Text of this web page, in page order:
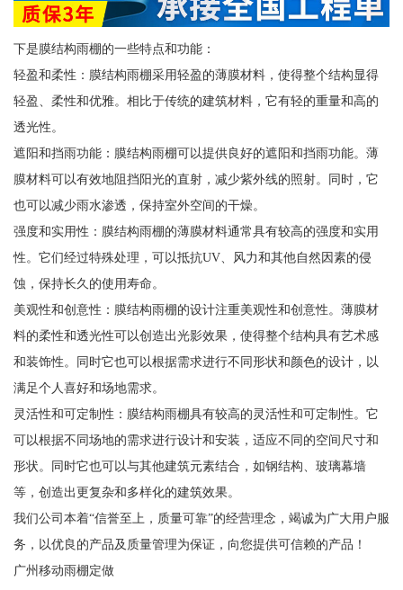
下是膜结构雨棚的一些特点和功能：
轻盈和柔性：膜结构雨棚采用轻盈的薄膜材料，使得整个结构显得
轻盈、柔性和优雅。相比于传统的建筑材料，它有轻的重量和高的
透光性。
遮阳和挡雨功能：膜结构雨棚可以提供良好的遮阳和挡雨功能。薄
膜材料可以有效地阻挡阳光的直射，减少紫外线的照射。同时，它
也可以减少雨水渗透，保持室外空间的干燥。
强度和实用性：膜结构雨棚的薄膜材料通常具有较高的强度和实用
性。它们经过特殊处理，可以抵抗UV、风力和其他自然因素的侵
蚀，保持长久的使用寿命。
美观性和创意性：膜结构雨棚的设计注重美观性和创意性。薄膜材
料的柔性和透光性可以创造出光影效果，使得整个结构具有艺术感
和装饰性。同时它也可以根据需求进行不同形状和颜色的设计，以
满足个人喜好和场地需求。
灵活性和可定制性：膜结构雨棚具有较高的灵活性和可定制性。它
可以根据不同场地的需求进行设计和安装，适应不同的空间尺寸和
形状。同时它也可以与其他建筑元素结合，如钢结构、玻璃幕墙
等，创造出更复杂和多样化的建筑效果。
我们公司本着“信誉至上，质量可靠”的经营理念，竭诚为广大用户服
务，以优良的产品及质量管理为保证，向您提供可信赖的产品！
广州移动雨棚定做